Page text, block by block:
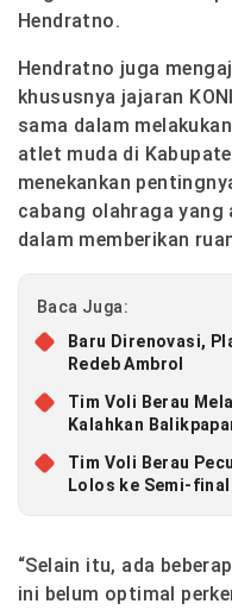
Hendratno.
Hendratno juga
khususnya jajaran
sama dalam
atlet muda di
menekankan
cabang olahraga yang
dalam memberikan
Baca Juga:
Baru Direnovasi,
Redeb Ambrol
Tim Voli Berau
Kalahkan
Tim Voli Berau
Lolos ke Semi-final
“Selain itu, ada
ini belum optimal